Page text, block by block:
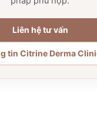
Liên hệ tư vấn
tin Citrine Derma